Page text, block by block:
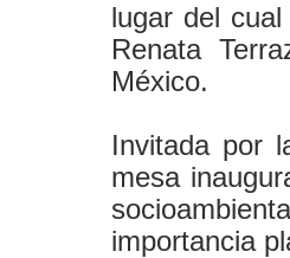
lugar del
Renata
México.
Invitada por
mesa
importancia